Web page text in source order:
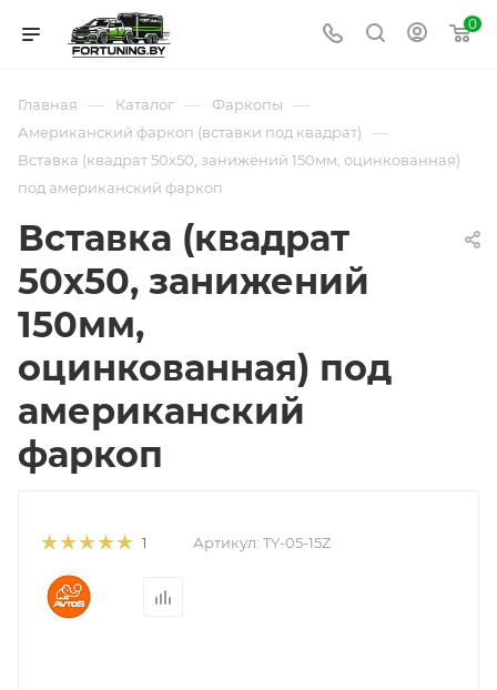
0
Главная — Каталог — Фаркопы —
Американский фаркоп (вставки под квадрат) —
Вставка (квадрат 50х50, занижений 150мм, оцинкованная)
под американский фаркоп
Вставка (квадрат
50х50, занижений
150мм,
оцинкованная) под
американский
фаркоп
1 Артикул: TY-05-15Z